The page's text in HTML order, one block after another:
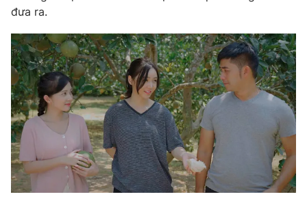
Cơ quan chủ quản:Đài Truyền hình Việt Nam
Cơ quan báo chí:Thời báo VTV
Giấy phép hoạt động báo in và báo điện tử số 483/GP-BTTTT
cấp ngày 29/12/2023
Tổng Biên tập:
Vũ Thanh Thủy
Phó Tổng Biên tập:Nguyễn Thị Mỹ Hạnh, Phạm Quốc Thắng,
Nguyễn Trọng Ninh
Tổng đài VTV: 024.38 355 931 - 024.38 355 932
đưa ra.